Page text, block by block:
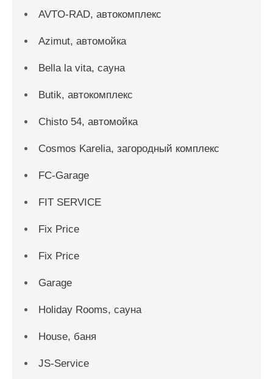
AVTO-RAD, автокомплекс
Azimut, автомойка
Bella la vita, сауна
Butik, автокомплекс
Chisto 54, автомойка
Cosmos Karelia, загородный комплекс
FC-Garage
FIT SERVICE
Fix Price
Fix Price
Garage
Holiday Rooms, сауна
House, баня
JS-Service